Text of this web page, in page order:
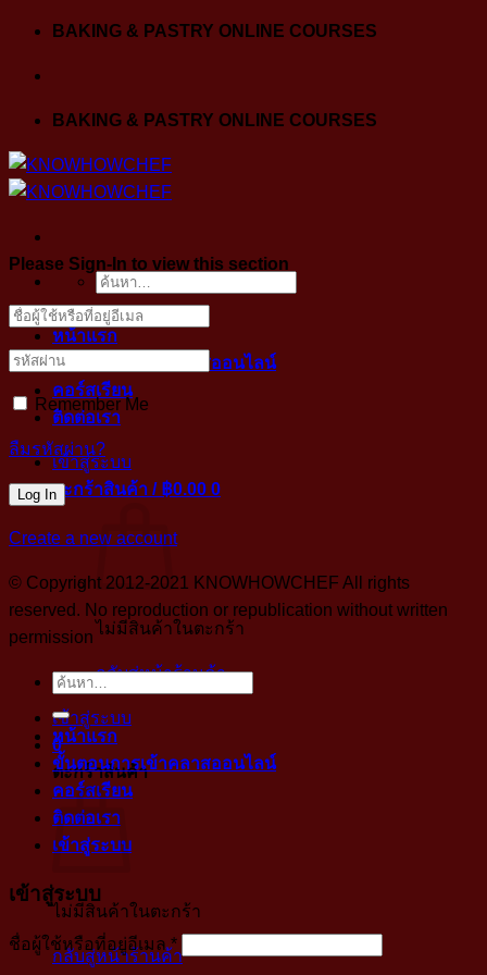
Skip
content
BAKING & PASTRY ONLINE COURSES
BAKING & PASTRY ONLINE COURSES
ค้นหา:
หน้าแรก
ขั้นตอนการเข้าคลาสออนไลน์
คอร์สเรียน
ติดต่อเรา
เข้าสู่ระบบ
ตะกร้าสินค้า / ฿0.00 0
ไม่มีสินค้าในตะกร้า
กลับสู่หน้าร้านค้า
เข้าสู่ระบบ
0
ตะกร้าสินค้า
ไม่มีสินค้าในตะกร้า
กลับสู่หน้าร้านค้า
Please Sign-In to view this section
Remember Me
ลืมรหัสผ่าน?
Create a new account
© Copyright 2012-2021 KNOWHOWCHEF All rights
reserved. No reproduction or republication without written
permission
ค้นหา:
หน้าแรก
ขั้นตอนการเข้าคลาสออนไลน์
คอร์สเรียน
ติดต่อเรา
เข้าสู่ระบบ
เข้าสู่ระบบ
ชื่อผู้ใช้หรือที่อยู่อีเมล*บังคับ
กรอก